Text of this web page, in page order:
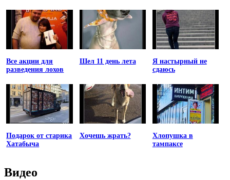
Все акции для
разведения лохов
Шел 11 день лета
Я настырный не
сдаюсь
Подарок от старика
Хатабыча
Хочешь жрать?
Хлопушка в
тампаксе
Видео